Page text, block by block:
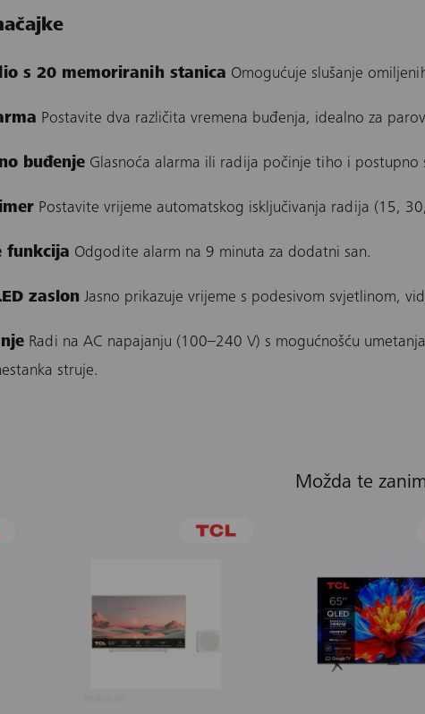
s 20 memoriranih stanica Omogućuje slušanje
Postavite dva različita vremena buđenja, idealno za
buđenje Glasnoća alarma ili radija počinje tiho i postupno
Postavite vrijeme automatskog isključivanja radija (15,
funkcija Odgodite alarm na 9 minuta za dodatni san.
zaslon Jasno prikazuje vrijeme s podesivom svjetlinom,
Radi na AC napajanju (100–240 V) s mogućnošću
struje.
Možda te